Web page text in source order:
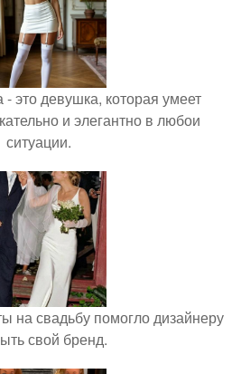
это девушка, которая умеет
и элегантно в любои
ситуации.
на свадьбу помогло дизайнеру
свой бренд.